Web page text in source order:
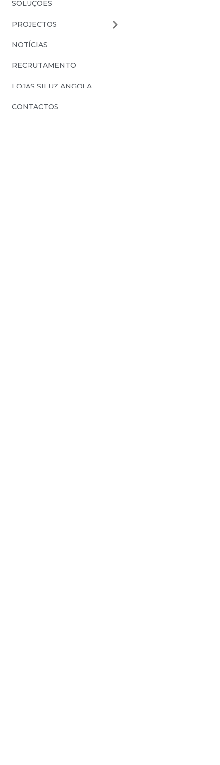
SOLUÇÕES
PROJECTOS
NOTÍCIAS
RECRUTAMENTO
LOJAS SILUZ ANGOLA
CONTACTOS